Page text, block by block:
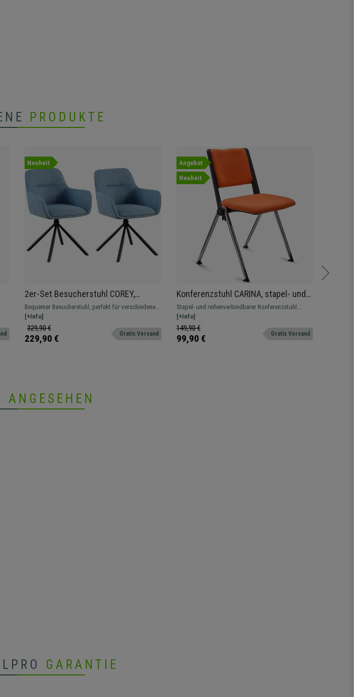
PRODUKTE
Neuheit
2er-Set Besucherstuhl COREY,
drehbar, bequem und gepolstert,
Stoff, Farbe Blau
Bequemer Besucherstuhl, perfekt für verschiedene
Räume und in einer großen Auswahl an Farben
erhältlich. Drehbar und dank seiner Polsterung sehr
bequem.
[+Info]
329,90 €
229,90 € Gratis Versand
Angebot
Neuheit
Konferenzstuhl CARINA, stapel- und
reihenverbindbar, verchromtes
Stahlgestell, Stoffbezug Farbe
Orange
Stapel- und reihenverbindbarer Konferenzstuhl.
Attraktives modernes Design, erhältlich auch
gepolstert, mit Schreibbrett und Armlehnen
[+Info]
149,90 €
99,90 € Gratis Versand
ANGESEHEN
GARANTIE